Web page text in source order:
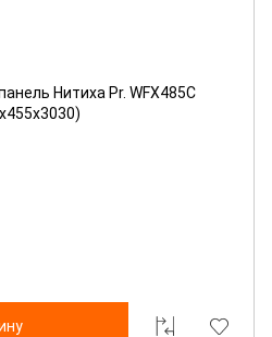
Нитиха Pr. WFX485С